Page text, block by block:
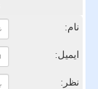
نام:
ایمیل:
نظر: